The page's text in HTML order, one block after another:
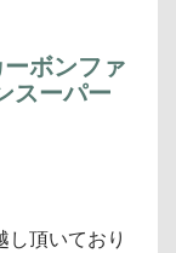
ボンファ
スーパー
し頂いており